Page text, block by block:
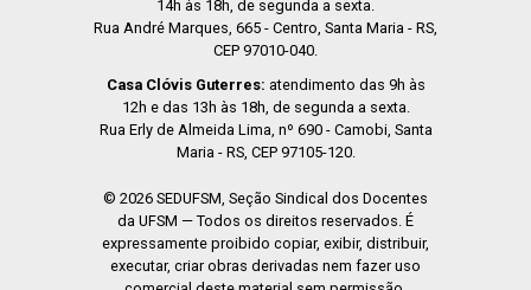
14h às 18h, de segunda a sexta.
Rua André Marques, 665 - Centro, Santa Maria - RS,
CEP 97010-040.
Casa Clóvis Guterres: atendimento das 9h às
12h e das 13h às 18h, de segunda a sexta.
Rua Erly de Almeida Lima, nº 690 - Camobi, Santa
Maria - RS, CEP 97105-120.
© 2026 SEDUFSM, Seção Sindical dos Docentes
da UFSM — Todos os direitos reservados. É
expressamente proibido copiar, exibir, distribuir,
executar, criar obras derivadas nem fazer uso